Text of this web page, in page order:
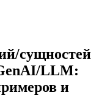
сущностей
LLM:
и